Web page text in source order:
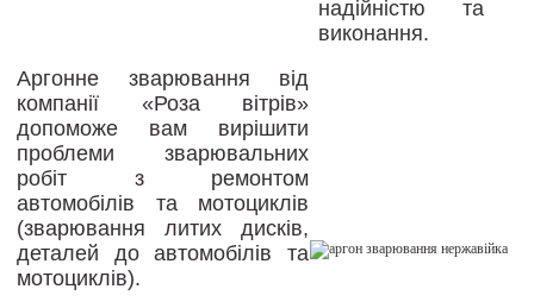
надійністю та
виконання.
Аргонне зварювання від
компанії «Роза вітрів»
допоможе вам вирішити
проблеми зварювальних
робіт з ремонтом
автомобілів та мотоциклів
(зварювання литих дисків,
деталей до автомобілів та
мотоциклів).